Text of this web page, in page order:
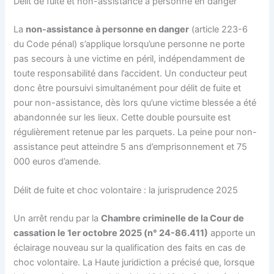
La non-assistance à personne en danger (article 223-6
du Code pénal) s’applique lorsqu’une personne ne porte
pas secours à une victime en péril, indépendamment de
toute responsabilité dans l’accident. Un conducteur peut
donc être poursuivi simultanément pour délit de fuite et
pour non-assistance, dès lors qu’une victime blessée a été
abandonnée sur les lieux. Cette double poursuite est
régulièrement retenue par les parquets. La peine pour non-
assistance peut atteindre 5 ans d’emprisonnement et 75
000 euros d’amende.
Délit de fuite et choc volontaire : la jurisprudence 2025
Un arrêt rendu par laChambre criminelle de la Cour de
cassation le 1er octobre 2025 (n° 24-86.411) apporte un
éclairage nouveau sur la qualification des faits en cas de
choc volontaire. La Haute juridiction a précisé que, lorsque